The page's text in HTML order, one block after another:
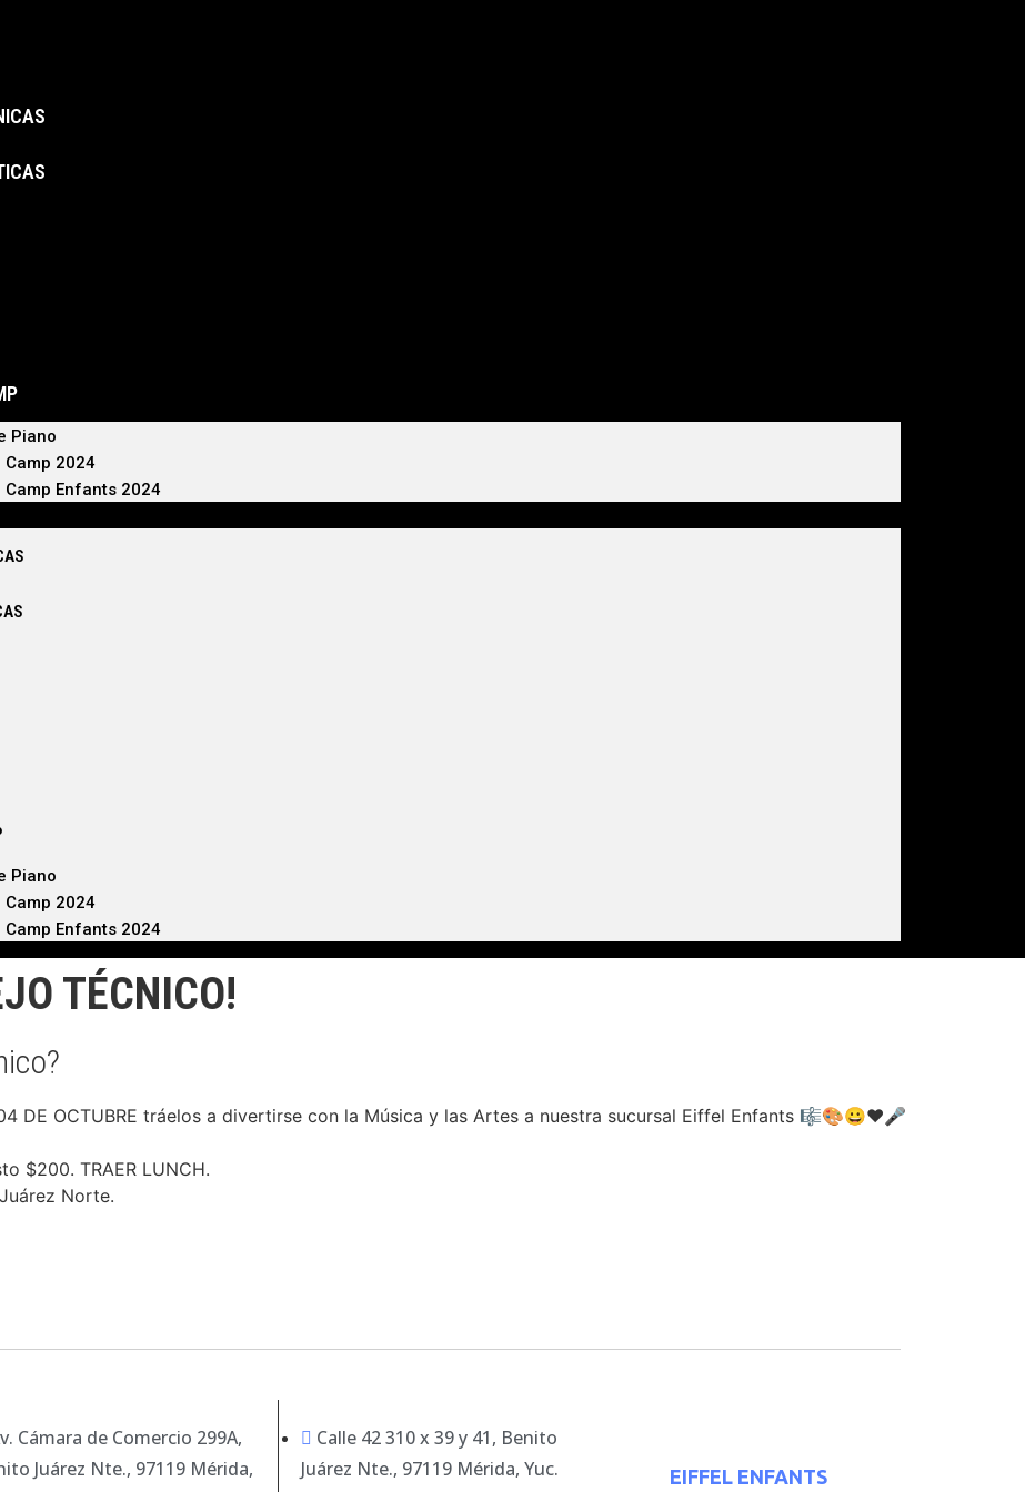
Piano
Camp 2024
Camp Enfants 2024
Piano
Camp 2024
Camp Enfants 2024
TÉCNICO!
DE OCTUBRE tráelos a divertirse con la Música y las Artes a nuestra sucursal Eiffel Enfants 🎼🎨😀❤🎤
$200. TRAER LUNCH.
Norte.
Cámara de Comercio 299A,
Juárez Nte., 97119 Mérida,
Calle 42 310 x 39 y 41, Benito
Juárez Nte., 97119 Mérida, Yuc.
EIFFEL ENFANTS